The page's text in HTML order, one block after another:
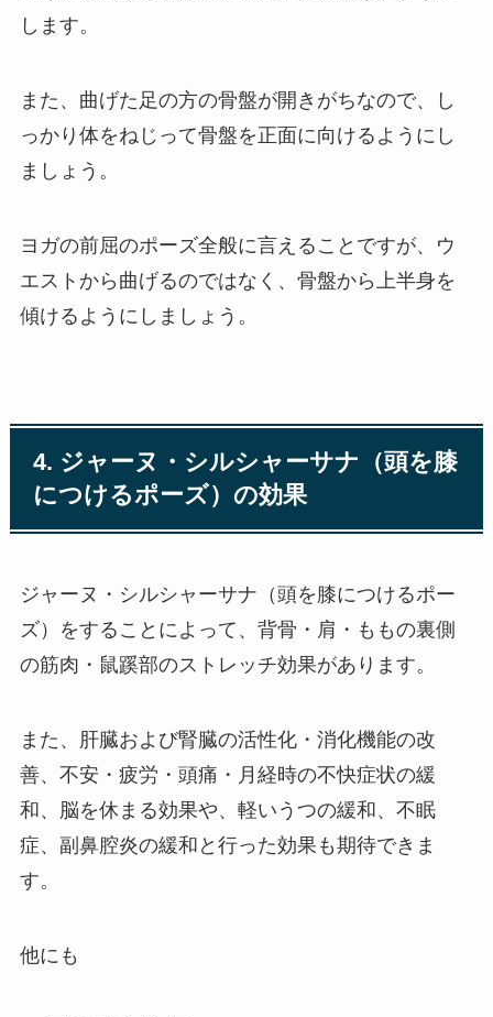
します。
また、曲げた足の方の骨盤が開きがちなので、し
っかり体をねじって骨盤を正面に向けるようにし
ましょう。
ヨガの前屈のポーズ全般に言えることですが、ウ
エストから曲げるのではなく、骨盤から上半身を
傾けるようにしましょう。
4. ジャーヌ・シルシャーサナ（頭を膝
につけるポーズ）の効果
ジャーヌ・シルシャーサナ（頭を膝につけるポー
ズ）をすることによって、背骨・肩・ももの裏側
の筋肉・鼠蹊部のストレッチ効果があります。
また、肝臓および腎臓の活性化・消化機能の改
善、不安・疲労・頭痛・月経時の不快症状の緩
和、脳を休まる効果や、軽いうつの緩和、不眠
症、副鼻腔炎の緩和と行った効果も期待できま
す。
他にも